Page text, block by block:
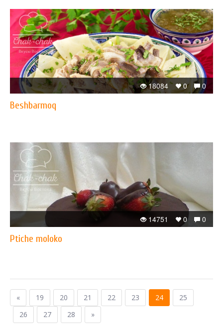
0
0
18084
Beshbarmoq
0
0
14751
Ptiche moloko
« 19 20 21 22 23 24
25
26
27 28 »